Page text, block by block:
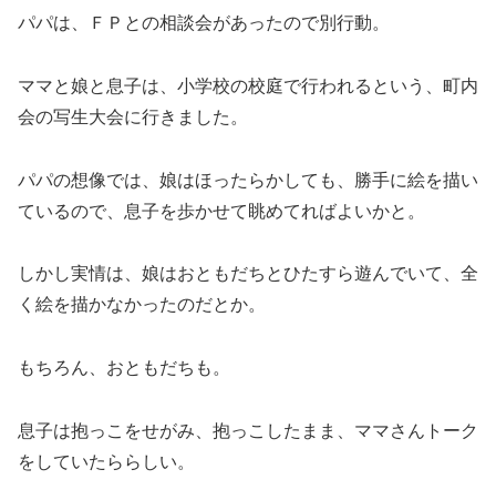
パパは、ＦＰとの相談会があったので別行動。
ママと娘と息子は、小学校の校庭で行われるという、町内
会の写生大会に行きました。
パパの想像では、娘はほったらかしても、勝手に絵を描い
ているので、息子を歩かせて眺めてればよいかと。
しかし実情は、娘はおともだちとひたすら遊んでいて、全
く絵を描かなかったのだとか。
もちろん、おともだちも。
息子は抱っこをせがみ、抱っこしたまま、ママさんトーク
をしていたららしい。